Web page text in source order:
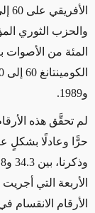
و1989
.
لم تحقَّق هذه
حرًّا وعادلًا بشكلٍ
الأرقام